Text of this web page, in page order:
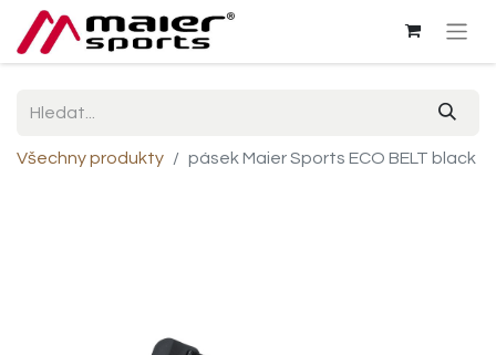
Všechny produkty pásek Maier Sports ECO BELT black